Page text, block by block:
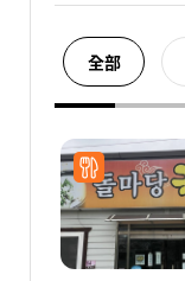
全部